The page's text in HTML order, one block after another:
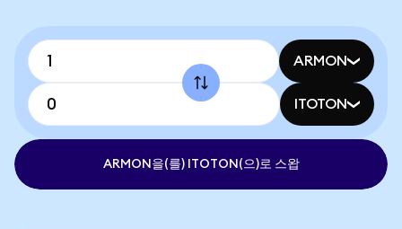
ARMON
ITOTON
ARMON을(를) ITOTON(으)로 스왑